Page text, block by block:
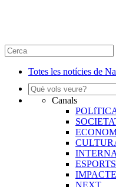
Totes les notícies de
Canals
ESPORTS
IMPACTE
NEXT